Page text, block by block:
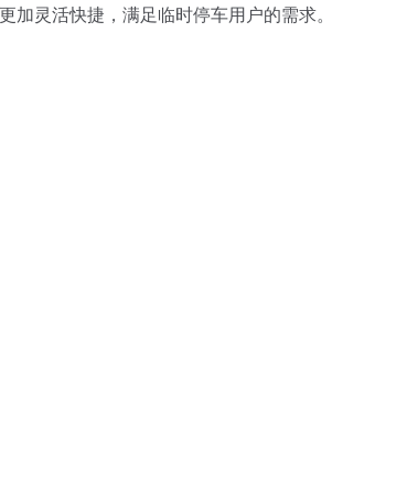
灵活快捷，满足临时停车用户的需求。